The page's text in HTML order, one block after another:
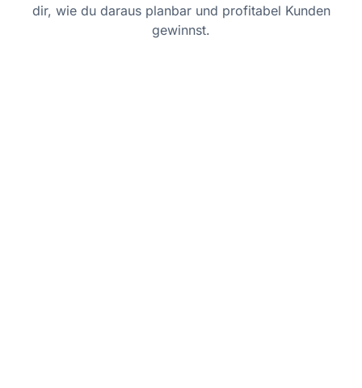
dir, wie du daraus planbar und profitabel Kunden
gewinnst.